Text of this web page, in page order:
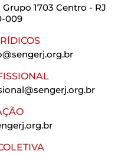
Grupo 1703 Centro - RJ
009